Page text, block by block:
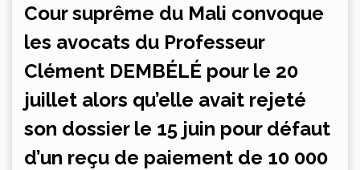
Cour suprême du Mali convoque
les avocats du Professeur
Clément DEMBÉLÉ pour le 20
juillet alors qu’elle avait rejeté
son dossier le 15 juin pour défaut
d’un reçu de paiement de 10 000